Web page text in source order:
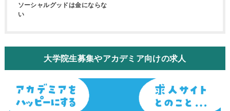
ソーシャルグッドは金にならな
い
大学院生募集やアカデミア向けの求人